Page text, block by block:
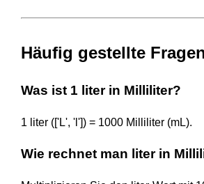
Häufig gestellte
Was ist 1 liter in Milliliter?
1 liter (['L', 'l']) = 1000 Milliliter (mL).
Wie rechnet man liter in